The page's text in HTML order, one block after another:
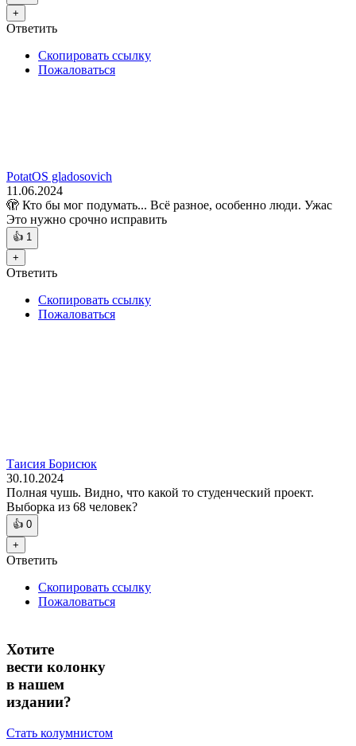
+
Ответить
Скопировать ссылку
Пожаловаться
PotatOS gladosovich
11.06.2024
🫣 Кто бы мог подумать... Всё разное, особенно люди. Ужас
Это нужно срочно исправить
👍 1
+
Ответить
Скопировать ссылку
Пожаловаться
Таисия Борисюк
30.10.2024
Полная чушь. Видно, что какой то студенческий проект.
Выборка из 68 человек?
👍 0
+
Ответить
Скопировать ссылку
Пожаловаться
Хотите
вести колонку
в нашем
издании?
Стать колумнистом